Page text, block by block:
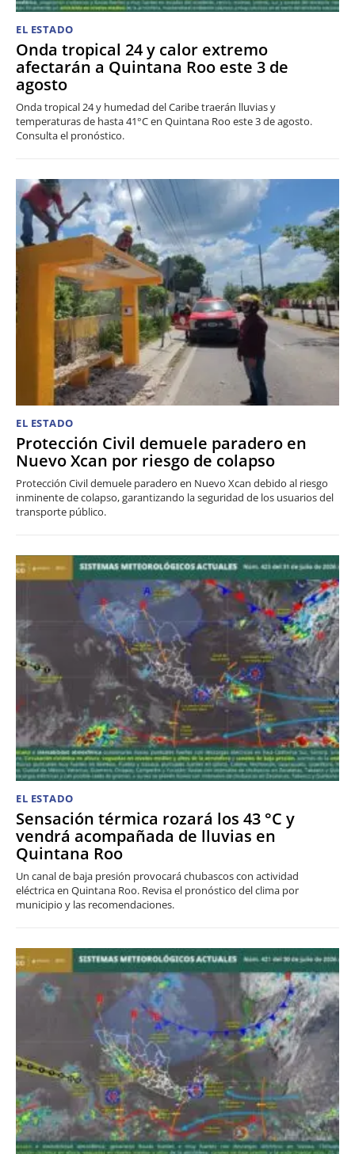
EL ESTADO
Onda tropical 24 y calor extremo
afectarán a Quintana Roo este 3 de
agosto
Onda tropical 24 y humedad del Caribe traerán lluvias y
temperaturas de hasta 41°C en Quintana Roo este 3 de agosto.
Consulta el pronóstico.
EL ESTADO
Protección Civil demuele paradero en
Nuevo Xcan por riesgo de colapso
Protección Civil demuele paradero en Nuevo Xcan debido al riesgo
inminente de colapso, garantizando la seguridad de los usuarios del
transporte público.
EL ESTADO
Sensación térmica rozará los 43 °C y
vendrá acompañada de lluvias en
Quintana Roo
Un canal de baja presión provocará chubascos con actividad
eléctrica en Quintana Roo. Revisa el pronóstico del clima por
municipio y las recomendaciones.